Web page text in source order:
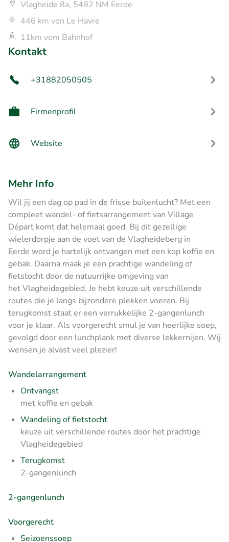
Vlagheide 8a, 5482 NM Eerde
446 km von Le Havre
11km vom Bahnhof
Kontakt
+31882050505
Firmenprofil
Website
Mehr Info
Wil jij een dag op pad in de frisse buitenlucht? Met een
compleet wandel- of fietsarrangement van Village
Départ komt dat helemaal goed. Bij dit gezellige
wielerdorpje aan de voet van de Vlagheideberg in
Eerde word je hartelijk ontvangen met een kop koffie en
gebak. Daarna maak je een prachtige wandeling of
fietstocht door de natuurrijke omgeving van
het Vlagheidegebied. Je hebt keuze uit verschillende
routes die je langs bijzondere plekken voeren. Bij
terugkomst staat er een verrukkelijke 2-gangenlunch
voor je klaar. Als voorgerecht smul je van heerlijke soep,
gevolgd door een lunchplank met diverse lekkernijen. Wij
wensen je alvast veel plezier!
Wandelarrangement
Ontvangst
met koffie en gebak
Wandeling of fietstocht
keuze uit verschillende routes door het prachtige
Vlagheidegebied
Terugkomst
2-gangenlunch
2-gangenlunch
Voorgerecht
Seizoenssoep